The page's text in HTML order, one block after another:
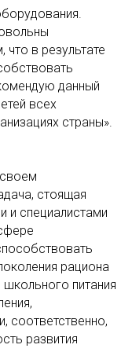
в результате
данный
всех
страны».
стоящая
и специалистами
рациона
питания
соответственно,
развития